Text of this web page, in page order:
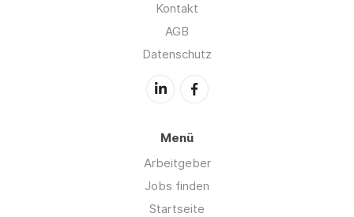
Kontakt
AGB
Datenschutz
Menü
Arbeitgeber
Jobs finden
Startseite